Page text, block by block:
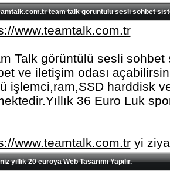
team talk görüntülü sesli sohbet
www.teamtalk.com.tr
Talk görüntülü sesli
ve iletişim odası
işlemci,ram,SSD harddisk
36 Euro Luk
www.teamtalk.com.tryi
yıllık 20 euroya Web Tasarımı Yapılır.